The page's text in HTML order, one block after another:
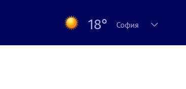
18° София